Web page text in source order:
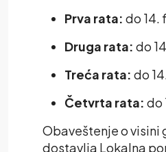
Prva rata: do 14.
Druga rata: do
Treća rata: do
Četvrta rata: do
Obaveštenje o visini
dostavlja Lokalna